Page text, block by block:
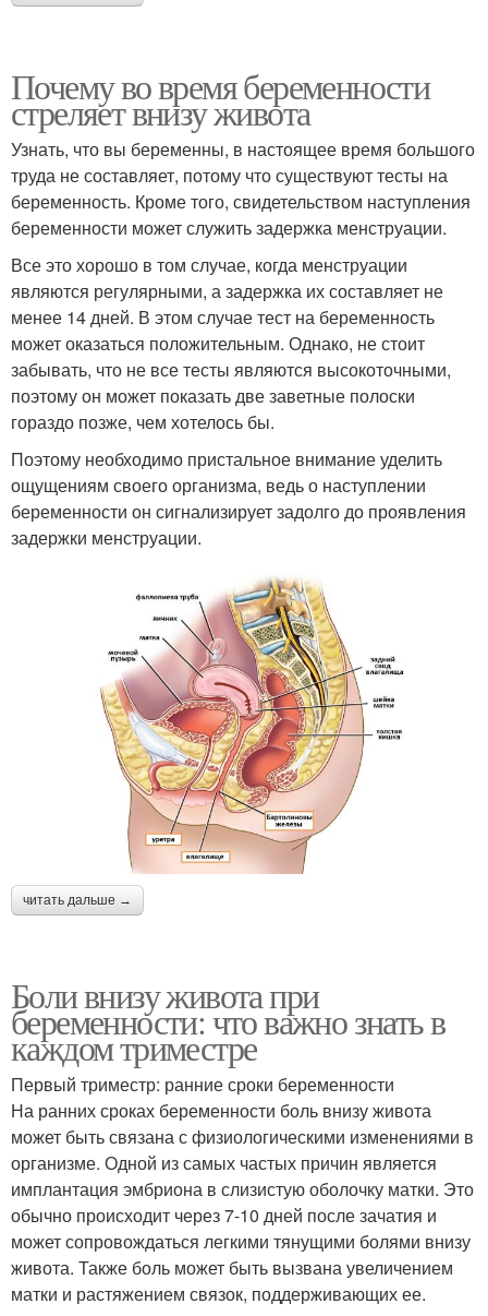
Почему во время беременности
стреляет внизу живота
Узнать, что вы беременны, в настоящее время большого
труда не составляет, потому что существуют тесты на
беременность. Кроме того, свидетельством наступления
беременности может служить задержка менструации.
Все это хорошо в том случае, когда менструации
являются регулярными, а задержка их составляет не
менее 14 дней. В этом случае тест на беременность
может оказаться положительным. Однако, не стоит
забывать, что не все тесты являются высокоточными,
поэтому он может показать две заветные полоски
гораздо позже, чем хотелось бы.
Поэтому необходимо пристальное внимание уделить
ощущениям своего организма, ведь о наступлении
беременности он сигнализирует задолго до проявления
задержки менструации.
читать дальше →
Боли внизу живота при
беременности: что важно знать в
каждом триместре
Первый триместр: ранние сроки беременности
На ранних сроках беременности боль внизу живота
может быть связана с физиологическими изменениями в
организме. Одной из самых частых причин является
имплантация эмбриона в слизистую оболочку матки. Это
обычно происходит через 7-10 дней после зачатия и
может сопровождаться легкими тянущими болями внизу
живота. Также боль может быть вызвана увеличением
матки и растяжением связок, поддерживающих ее.